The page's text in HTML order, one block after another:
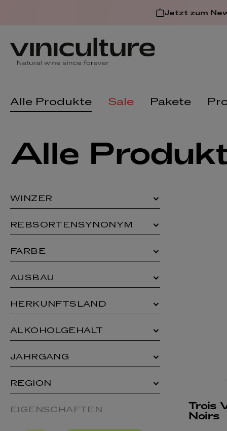
Zur HauptnavigationJetzt zum
Alle Produkte Sale Pakete
Alle
WINZER
REBSORTENSYNONYM
FARBE
AUSBAU
HERKUNFTSLAND
ALKOHOLGEHALT
JAHRGANG
REGION
EIGENSCHAFTEN
Trois
Noirs